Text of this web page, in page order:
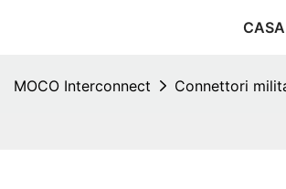
CASA
MOCO Interconnect Connettori